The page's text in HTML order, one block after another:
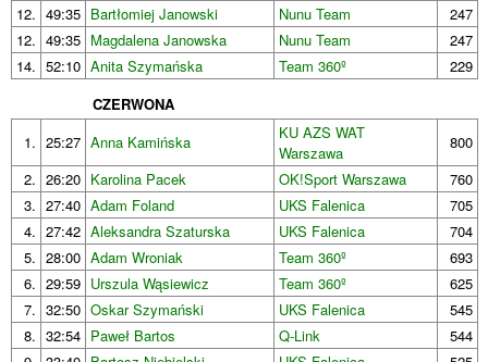
12. 49:35 Bartłomiej Janowski Nunu Team
247
12. 49:35 Magdalena Janowska Nunu Team
247
14. 52:10 Anita Szymańska Team 360º
229
CZERWONA
1. 25:27 Anna Kamińska
KU AZS WAT
Warszawa
800
2. 26:20 Karolina Pacek OK!Sport Warszawa
760
3. 27:40 Adam Foland UKS Falenica
705
4. 27:42 Aleksandra Szaturska UKS Falenica
704
5. 28:00 Adam Wroniak Team 360º
693
6. 29:59 Urszula Wąsiewicz Team 360º
625
7. 32:50 Oskar Szymański UKS Falenica
545
8. 32:54 Paweł Bartos Q-Link
544